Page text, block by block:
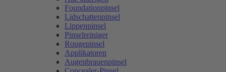
Foundationpinsel
Lidschattenpinsel
Lippenpinsel
Pinselreiniger
Rougepinsel
Applikatoren
Augenbrauenpinsel